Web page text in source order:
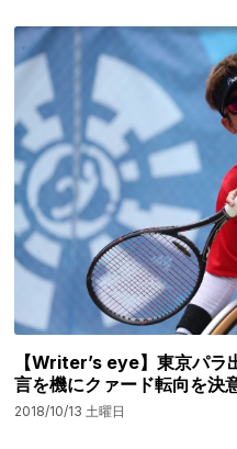
【Writer’s eye】東京パラ
言を機にクァード転向を決
2018/10/13 土曜日